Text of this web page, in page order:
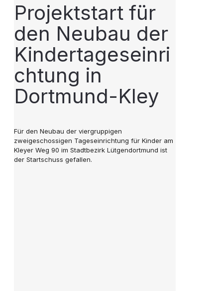
Projektstart für
den Neubau der
Kindertageseinri
chtung in
Dortmund-Kley
Für den Neubau der viergruppigen
zweigeschossigen Tageseinrichtung für Kinder am
Kleyer Weg 90 im Stadtbezirk Lütgendortmund ist
der Startschuss gefallen.